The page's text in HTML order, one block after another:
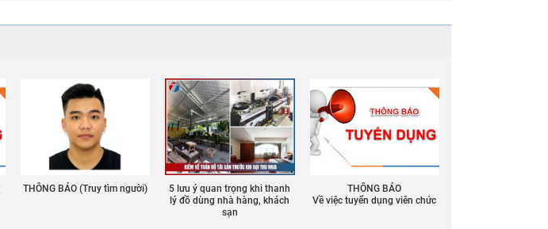
THÔNG BÁO (Truy tìm người)
5 lưu ý quan trọng khi thanh
lý đồ dùng nhà hàng, khách
sạn
THÔNG BÁO
Về việc tuyển dụng viên chức